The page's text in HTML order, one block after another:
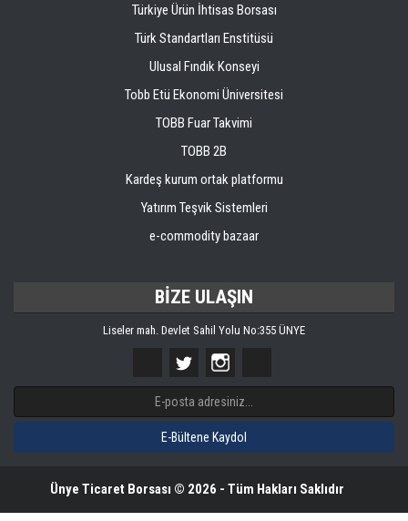
Türkiye Ürün İhtisas Borsası
Türk Standartları Enstitüsü
Ulusal Fındık Konseyi
Tobb Etü Ekonomi Üniversitesi
TOBB Fuar Takvimi
TOBB 2B
Kardeş kurum ortak platformu
Yatırım Teşvik Sistemleri
e-commodity bazaar
BİZE ULAŞIN
Liseler mah. Devlet Sahil Yolu No:355 ÜNYE
Ünye Ticaret Borsası © 2026 - Tüm Hakları Saklıdır